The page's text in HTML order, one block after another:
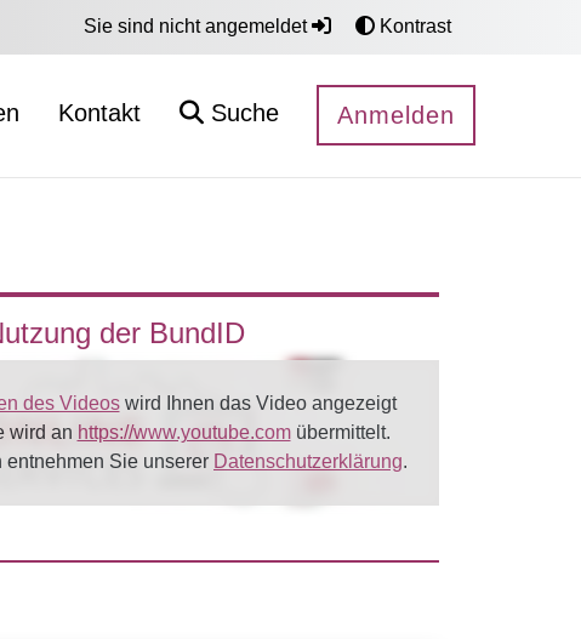
Sie sind nicht angemeldet Kontrast
Kontakt Suche Anmelden
der BundID
des Videoswird Ihnen das Video angezeigt
wird an https://www.youtube.comübermittelt.
entnehmen Sie unserer Datenschutzerklärung.